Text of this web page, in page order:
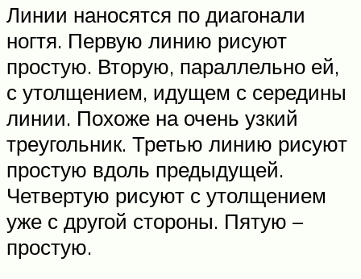
Линии наносятся по диагонали
ногтя. Первую линию рисуют
простую. Вторую, параллельно ей,
с утолщением, идущем с середины
линии. Похоже на очень узкий
треугольник. Третью линию рисуют
простую вдоль предыдущей.
Четвертую рисуют с утолщением
уже с другой стороны. Пятую –
простую.